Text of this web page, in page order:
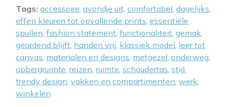
Tags: accessoire, avondje uit, comfortabel, dagelijks,
effen kleuren tot opvallende prints, essentiële
spullen, fashion statement, functionaliteit, gemak,
geordend blijft, handen vrij, klassiek model, leer tot
canvas, materialen en designs, metgezel, onderweg,
opbergruimte, reizen, ruimte, schoudertas, stijl,
trendy design, vakken en compartimenten, werk,
winkelen